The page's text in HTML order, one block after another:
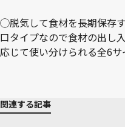
◯脱気して食材を長期保存
口タイプなので食材の出し
応じて使い分けられる全6サ
関連する記事